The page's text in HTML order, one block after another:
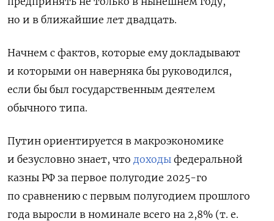
но и в ближайшие лет двадцать.
Начнем с фактов, которые ему докладывают
и которыми он наверняка бы руководился,
если бы был государственным деятелем
обычного типа.
Путин ориентируется в макроэкономике
и безусловно знает, что доходы федеральной
казны РФ за первое полугодие 2025-го
по сравнению с первым полугодием прошлого
года выросли в номинале всего на 2,8% (т. е.